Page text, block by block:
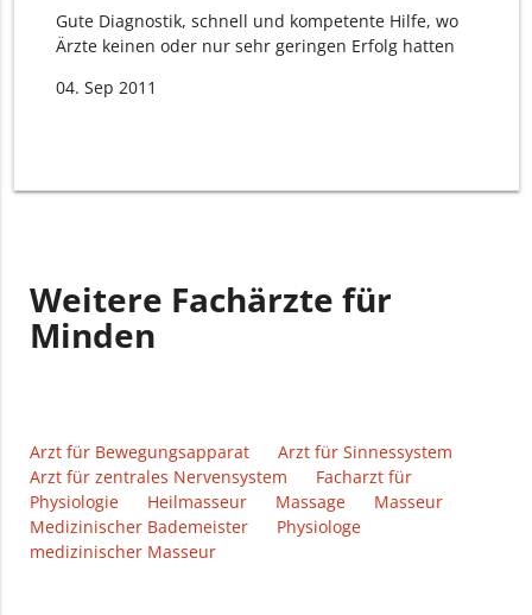
Gute Diagnostik, schnell und kompetente Hilfe, wo
Ärzte keinen oder nur sehr geringen Erfolg hatten
04. Sep 2011
Weitere Fachärzte für
Minden
Arzt für Bewegungsapparat
Arzt für Sinnessystem
Arzt für zentrales Nervensystem
Facharzt für
Physiologie
Heilmasseur Massage
Masseur
Medizinischer Bademeister
Physiologe
medizinischer Masseur